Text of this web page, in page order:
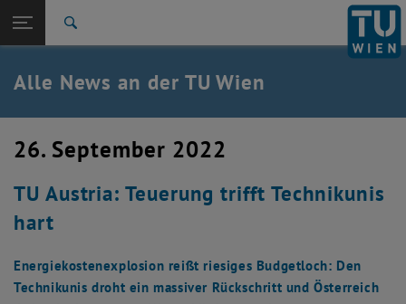
TU Login
Quicklinks
Quicklinks-Menü umschalten
Studium
Karriere
Zurück: Subseiten von TU Wien Startseite auflisten
Zurück zur letzten Ebene:
TU Wien Startseite
Übersicht
Alle News an der TU Wien
26. September 2022
TU Austria: Teuerung trifft Technikunis
hart
Energiekostenexplosion reißt riesiges Budgetloch: Den
Technikunis droht ein massiver Rückschritt und Österreich